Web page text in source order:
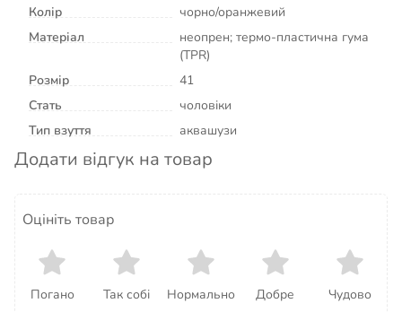
Колір
чорно/оранжевий
Матеріал
неопрен; термо-пластична гума
(TPR)
Розмір
41
Стать
чоловіки
Тип взуття
аквашузи
Додати відгук на товар
Оцініть товар
Погано Так собі Нормально Добре Чудово